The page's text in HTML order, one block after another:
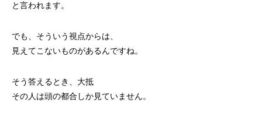
と言われます。
でも、そういう視点からは、
見えてこないものがあるんですね。
そう答えるとき、大抵
その人は頭の都合しか見ていません。